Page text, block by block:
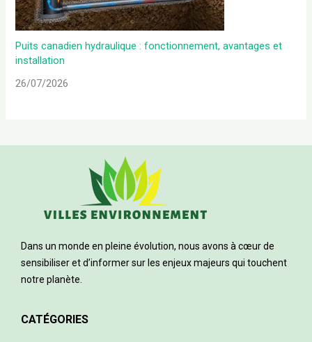
Puits canadien hydraulique : fonctionnement, avantages et
installation
26/07/2026
Dans un monde en pleine évolution, nous avons à cœur de
sensibiliser et d’informer sur les enjeux majeurs qui touchent
notre planète.
CATÉGORIES